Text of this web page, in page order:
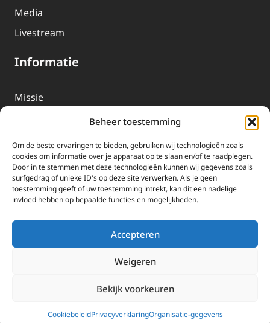
Beheer toestemming
Om de beste ervaringen te bieden, gebruiken wij technologieën zoals
cookies om informatie over je apparaat op te slaan en/of te raadplegen.
Door in te stemmen met deze technologieën kunnen wij gegevens zoals
surfgedrag of unieke ID's op deze site verwerken. Als je geen
toestemming geeft of uw toestemming intrekt, kan dit een nadelige
invloed hebben op bepaalde functies en mogelijkheden.
Accepteren
Weigeren
Bekijk voorkeuren
CookiebeleidPrivacyverklaringOrganisatie-gegevens
Media
Livestream
Informatie
Missie
EWTN-Team
Organisatiegegevens
Doneren
EWTN wordt uitsluitend gefinancierd door uw donaties.
Wij ontvangen bewust geen advertentie-inkomsten of
Landen |Cookies|Privacyverklaring